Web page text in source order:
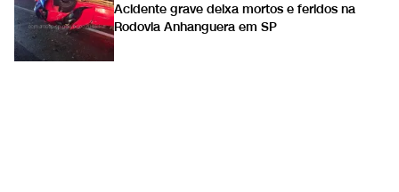
Acidente grave deixa mortos e feridos na
Rodovia Anhanguera em SP